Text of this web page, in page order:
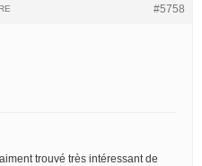
#5758
trouvé très intéressant de